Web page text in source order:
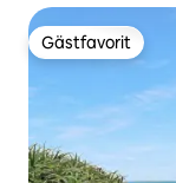
Gästfavorit
Gästfavorit